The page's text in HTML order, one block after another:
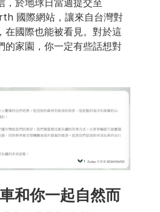
，於地球日當週提交至
國際網站，讓來自台灣對
在國際也能被看見。對於這
的家園，你一定有些話想對